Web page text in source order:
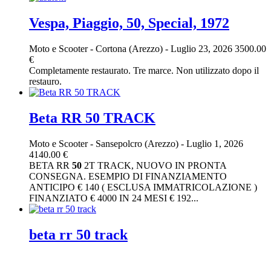
Vespa, Piaggio, 50, Special, 1972
Moto e Scooter- Cortona (Arezzo) - Luglio 23, 2026 3500.00
€
Completamente restaurato. Tre marce. Non utilizzato dopo il
restauro.
Beta RR 50 TRACK
Moto e Scooter- Sansepolcro (Arezzo) - Luglio 1, 2026
4140.00 €
BETA RR 50 2T TRACK, NUOVO IN PRONTA
CONSEGNA. ESEMPIO DI FINANZIAMENTO
ANTICIPO € 140 ( ESCLUSA IMMATRICOLAZIONE )
FINANZIATO € 4000 IN 24 MESI € 192...
beta rr 50 track